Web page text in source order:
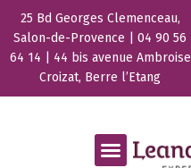
25 Bd Georges Clemenceau,
Salon-de-Provence | 04 90 56
64 14 | 44 bis avenue Ambroise
Croizat, Berre l’Etang